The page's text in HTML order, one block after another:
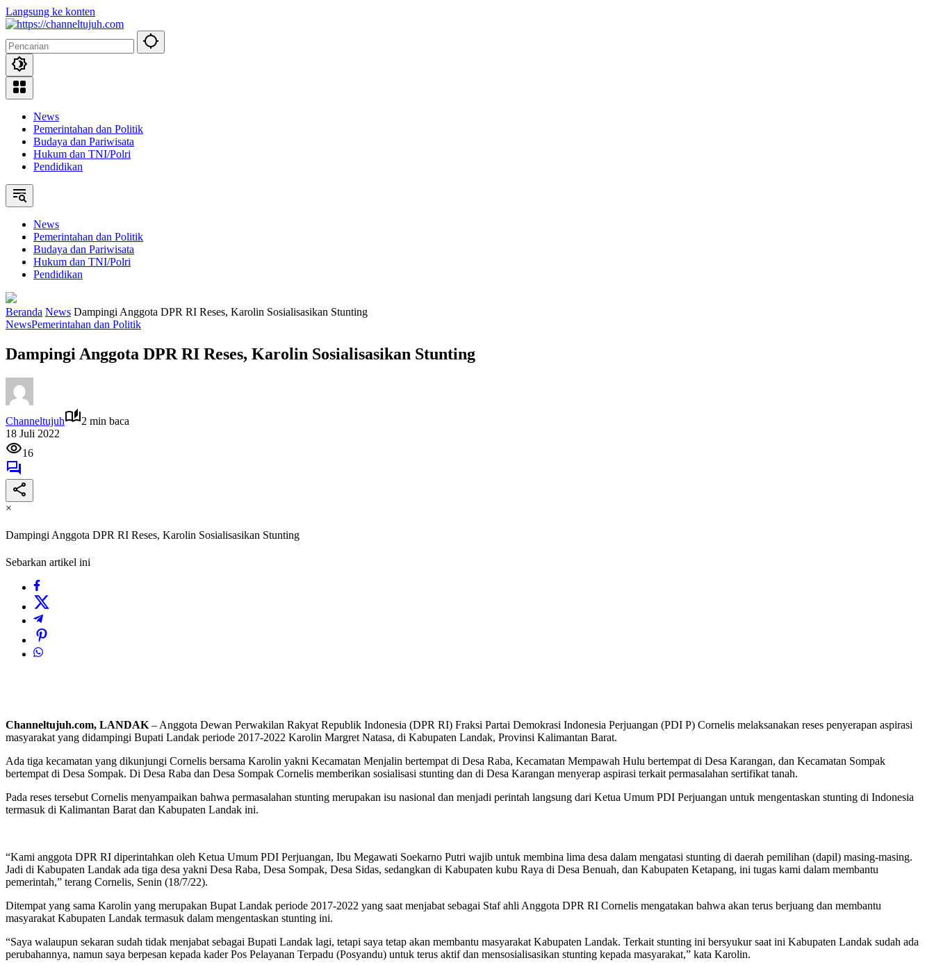
Langsung ke konten
News
Pemerintahan dan Politik
Budaya dan Pariwisata
Hukum dan TNI/Polri
Pendidikan
News
Pemerintahan dan Politik
Budaya dan Pariwisata
Hukum dan TNI/Polri
Pendidikan
Beranda News Dampingi Anggota DPR RI Reses, Karolin Sosialisasikan Stunting
NewsPemerintahan dan Politik
Dampingi Anggota DPR RI Reses, Karolin Sosialisasikan Stunting
Channeltujuh
2 min baca
18 Juli 2022
16
×
Dampingi Anggota DPR RI Reses, Karolin Sosialisasikan Stunting
Sebarkan artikel ini
Channeltujuh.com, LANDAK – Anggota Dewan Perwakilan Rakyat Republik Indonesia (DPR RI) Fraksi Partai Demokrasi Indonesia Perjuangan (PDI P) Cornelis melaksanakan reses penyerapan aspirasi
masyarakat yang didampingi Bupati Landak periode 2017-2022 Karolin Margret Natasa, di Kabupaten Landak, Provinsi Kalimantan Barat.
Ada tiga kecamatan yang dikunjungi Cornelis bersama Karolin yakni Kecamatan Menjalin bertempat di Desa Raba, Kecamatan Mempawah Hulu bertempat di Desa Karangan, dan Kecamatan Sompak
bertempat di Desa Sompak. Di Desa Raba dan Desa Sompak Cornelis memberikan sosialisasi stunting dan di Desa Karangan menyerap aspirasi terkait permasalahan sertifikat tanah.
Pada reses tersebut Cornelis menyampaikan bahwa permasalahan stunting merupakan isu nasional dan menjadi perintah langsung dari Ketua Umum PDI Perjuangan untuk mengentaskan stunting di Indonesia
termasuk di Kalimantan Barat dan Kabupaten Landak ini.
“Kami anggota DPR RI diperintahkan oleh Ketua Umum PDI Perjuangan, Ibu Megawati Soekarno Putri wajib untuk membina lima desa dalam mengatasi stunting di daerah pemilihan (dapil) masing-masing.
Jadi di Kabupaten Landak ada tiga desa yakni Desa Raba, Desa Sompak, Desa Sidas, sedangkan di Kabupaten kubu Raya di Desa Benuah, dan Kabupaten Ketapang, ini tugas kami dalam membantu
pemerintah,” terang Cornelis, Senin (18/7/22).
Ditempat yang sama Karolin yang merupakan Bupat Landak periode 2017-2022 yang saat menjabat sebagai Staf ahli Anggota DPR RI Cornelis mengatakan bahwa akan terus berjuang dan membantu
masyarakat Kabupaten Landak termasuk dalam mengentaskan stunting ini.
“Saya walaupun sekaran sudah tidak menjabat sebagai Bupati Landak lagi, tetapi saya tetap akan membantu masyarakat Kabupaten Landak. Terkait stunting ini bersyukur saat ini Kabupaten Landak sudah ada
perubahannya, namun saya berpesan kepada kader Pos Pelayanan Terpadu (Posyandu) untuk terus aktif dan mensosialisasikan stunting kepada masyarakat,” kata Karolin.